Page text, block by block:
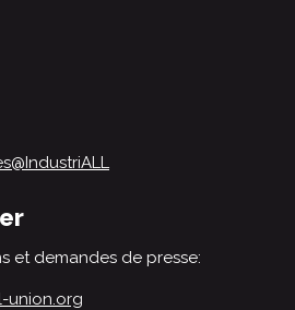
et demandes de presse:
union.org